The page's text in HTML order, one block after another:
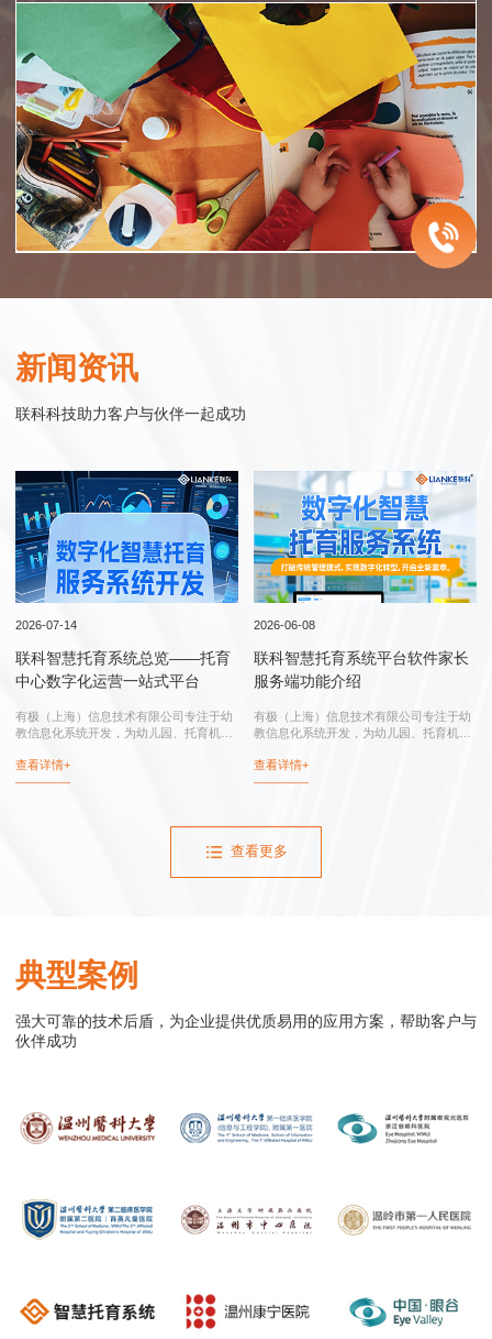
验，同时结合大量市场调研数据，帮助医院塑造良好的整体形象，同时建
立完善的网络医疗服务体系。联科先后与温州医科大学附属眼视光医院、
温州医科大学附属第二医院、教育部近视防控与诊治工程研究中心、浙江
瑞安市人民医院等行业精英企业合作，积极探索和实践医院互联网应用。
行业实践
建设开发、微信小程序开发、网络购物商城系统开发、移动电商连锁开店
平台开发到网络营销整合服务，始终围绕企业发展过程中对销售力提升的
需求，进行持续的服务创新和产品研发。
行业实践
“迎客精灵小程序商城”是一款基于移动互联网的微信应用服务产品，以时
下最热门的互动应用微信为媒介，配合微信支付功能，实现商家与客户的
在线互动，即时推送最新商品信息给微信用户，实现微信在线的购物功
行业实践
务普惠化为主要内容，通过互联网的技术、思维与精神，连接互联网世界
与现实世界，实现政府组织结构的优化改善和办事流程的精简调整，构建
集约化、高效化、数字化的治理模式与运行模式，通过新的模式、场景、
行业实践
新闻资讯
联科科技助力客户与伙伴一起成功
2026-07-14
联科智慧托育系统总览——托育
中心数字化运营一站式平台
有极（上海）信息技术有限公司专注于幼
教信息化系统开发，为幼儿园、托育机
健院提供：联科智慧托育系统、联科智慧
托育信息平台、托育综合服务中心信息化
查看详情+
2026-06-08
联科智慧托育系统平台软件家长
服务端功能介绍
有极（上海）信息技术有限公司专注于幼
教信息化系统开发，为幼儿园、托育机
健院提供：智慧托育系统、智慧托育信息
平台、托育综合服务中心信息化系统、幼
查看详情+
查看更多
典型案例
强大可靠的技术后盾，为企业提供优质易用的应用方案，帮助客户与
伙伴成功